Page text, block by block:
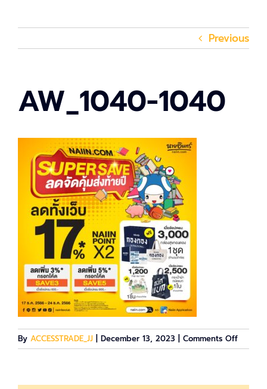
Previous
AW_1040-1040
By ACCESSTRADE_JJ December 13, 2023 Comments Offon